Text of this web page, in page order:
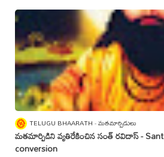
TELUGU BHAARATH మతమార్పిడులు
మతమార్పిడిని వ్యతిరేకించిన సంత్‌ రవిదాస్‌ -
conversion